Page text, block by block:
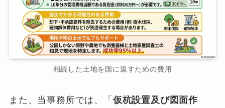
相続した土地を国に返すための費用
また、当事務所では、「 仮杭設置及び図面作